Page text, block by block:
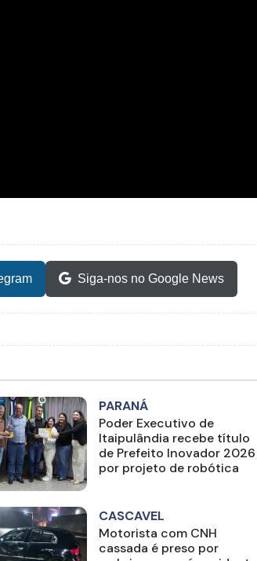
Siga-nos no Google News
PARANÁ
Poder Executivo de
Itaipulândia recebe título
de Prefeito Inovador 2026
por projeto de robótica
CASCAVEL
Motorista com CNH
cassada é preso por